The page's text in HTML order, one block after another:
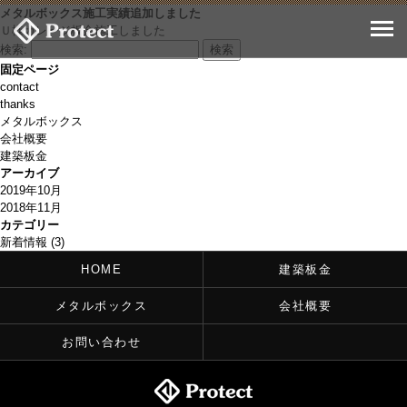
メタルボックス施工実績追加しました
Ｕ様ガレージ板金施工しました
検索:
固定ページ
contact
thanks
メタルボックス
会社概要
建築板金
アーカイブ
2019年10月
2018年11月
カテゴリー
新着情報 (3)
HOME
建築板金
メタルボックス 会社概要
お問い合わせ